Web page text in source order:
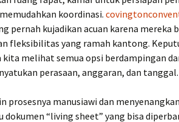
koordinasi.
pernah kujadikan acuan karena mereka
fleksibilitas yang ramah kantong.
melihat semua opsi berdampingan
perasaan, anggaran, dan tanggal.
prosesnya manusiawi dan
dokumen “living sheet” yang bisa